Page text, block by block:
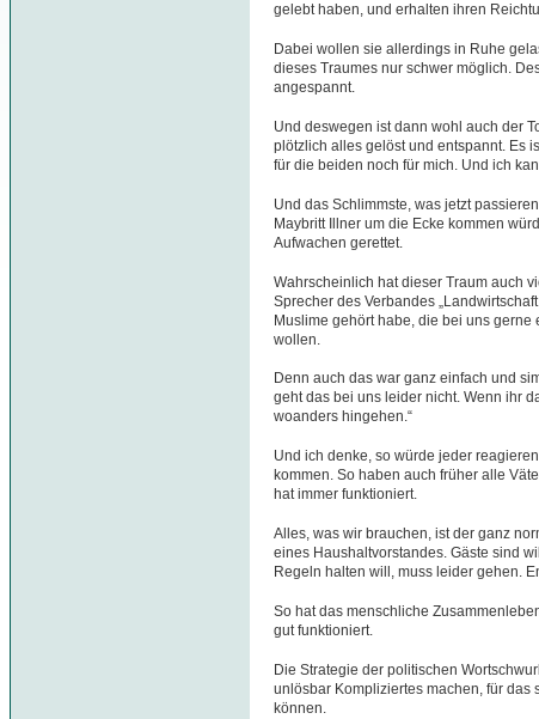
gelebt haben, und erhalten ihren
Dabei wollen sie allerdings in Ruhe
dieses Traumes nur schwer möglich.
angespannt.
Und deswegen ist dann wohl auch der
plötzlich alles gelöst und entspannt. Es
für die beiden noch für mich. Und ich
Und das Schlimmste, was jetzt
Maybritt Illner um die Ecke kommen
Aufwachen gerettet.
Wahrscheinlich hat dieser Traum auch
Sprecher des Verbandes
Muslime gehört habe, die bei uns
wollen.
Denn auch das war ganz einfach und
geht das bei uns leider nicht. Wenn ihr
woanders hingehen.“
Und ich denke, so würde jeder
kommen. So haben auch früher alle
hat immer funktioniert.
Alles, was wir brauchen, ist der ganz
eines Haushaltvorstandes. Gäste sind
Regeln halten will, muss leider gehen.
So hat das menschliche
gut funktioniert.
Die Strategie der politischen
unlösbar Kompliziertes machen, für
können.